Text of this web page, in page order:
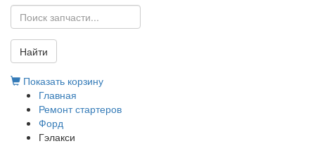
Найти
Показать корзину
Главная
Ремонт стартеров
Форд
Гэлакси